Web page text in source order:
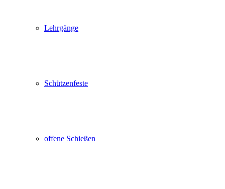
Lehrgänge
Schützenfeste
offene Schießen